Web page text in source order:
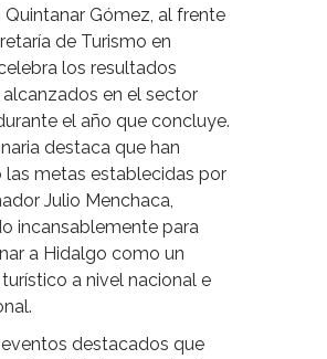
Quintanar Gómez, al frente
de Turismo en
los resultados
en el sector
el año que concluye.
destaca que han
metas establecidas por
Julio Menchaca,
incansablemente para
a Hidalgo como un
a nivel nacional e
eventos destacados que